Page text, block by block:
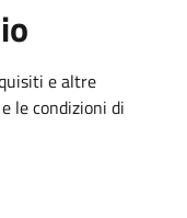
e altre
le condizioni di